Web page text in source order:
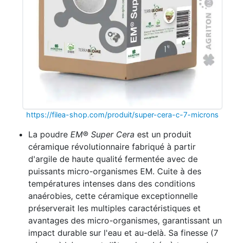
https://filea-shop.com/produit/super-cera-c-7-microns
La poudre EM® Super Cera est un produit
céramique révolutionnaire fabriqué à partir
d'argile de haute qualité fermentée avec de
puissants micro-organismes EM. Cuite à des
températures intenses dans des conditions
anaérobies, cette céramique exceptionnelle
préserverait les multiples caractéristiques et
avantages des micro-organismes, garantissant un
impact durable sur l'eau et au-delà. Sa finesse (7